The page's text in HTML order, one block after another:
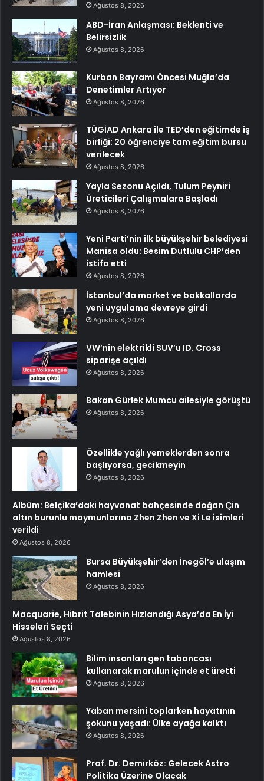
Ağustos 8, 2026
ABD-İran Anlaşması: Beklenti ve
Belirsizlik
Ağustos 8, 2026
Kurban Bayramı Öncesi Muğla’da
Denetimler Artıyor
Ağustos 8, 2026
TÜGİAD Ankara ile TED’den eğitimde iş
birliği: 20 öğrenciye tam eğitim bursu
verilecek
Ağustos 8, 2026
Yayla Sezonu Açıldı, Tulum Peyniri
Üreticileri Çalışmalara Başladı
Ağustos 8, 2026
Yeni Parti’nin ilk büyükşehir belediyesi
Manisa oldu: Besim Dutlulu CHP’den
istifa etti
Ağustos 8, 2026
İstanbul’da market ve bakkallarda
yeni uygulama devreye girdi
Ağustos 8, 2026
VW’nin elektrikli SUV’u ID. Cross
siparişe açıldı
Ağustos 8, 2026
Bakan Gürlek Mumcu ailesiyle görüştü
Ağustos 8, 2026
Özellikle yağlı yemeklerden sonra
başlıyorsa, gecikmeyin
Ağustos 8, 2026
Albüm: Belçika’daki hayvanat bahçesinde doğan Çin
altın burunlu maymunlarına Zhen Zhen ve Xi Le isimleri
verildi
Ağustos 8, 2026
Bursa Büyükşehir’den İnegöl’e ulaşım
hamlesi
Ağustos 8, 2026
Macquarie, Hibrit Talebinin Hızlandığı Asya’da En İyi
Hisseleri Seçti
Ağustos 8, 2026
Bilim insanları gen tabancası
kullanarak marulun içinde et üretti
Ağustos 8, 2026
Yaban mersini toplarken hayatının
şokunu yaşadı: Ülke ayağa kalktı
Ağustos 8, 2026
Prof. Dr. Demirköz: Gelecek Astro
Politika Üzerine Olacak